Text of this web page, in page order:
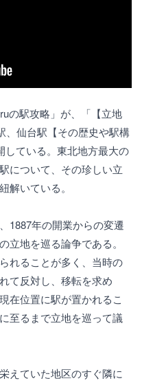
の駅攻略」が、「【立地
、仙台駅【その歴史や駅構
している。東北地方最大の
について、その珍しい立
解いている。
1887年の開業からの変遷
立地を巡る論争である。
れることが多く、当時の
て反対し、移転を求め
在位置に駅が置かれるこ
至るまで立地を巡って議
えていた地区のすぐ隣に